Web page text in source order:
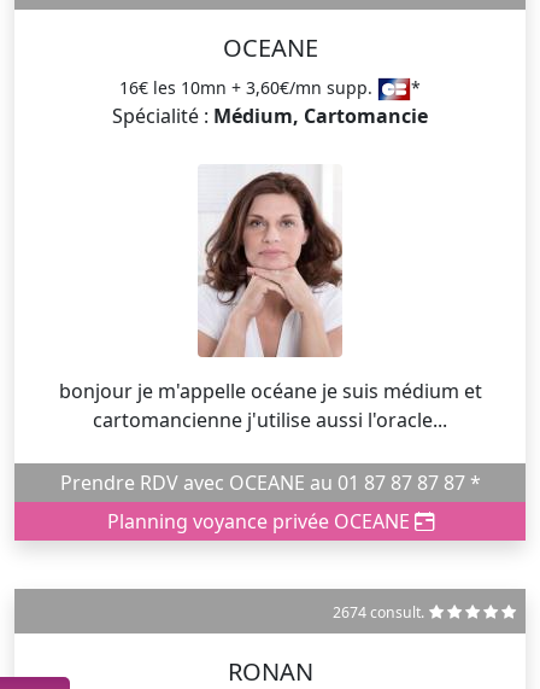
OCEANE
16€ les 10mn + 3,60€/mn supp. *
Spécialité : Médium, Cartomancie
bonjour je m'appelle océane je suis médium et
cartomancienne j'utilise aussi l'oracle...
Prendre RDV avec OCEANE au 01 87 87 87 87 *
Planning voyance privée OCEANE
2674 consult.
RONAN